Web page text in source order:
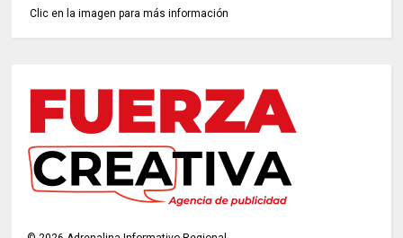
Clic en la imagen para más información